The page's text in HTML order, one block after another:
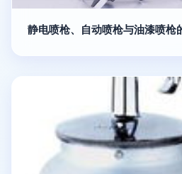
静电喷枪、自动喷枪与油漆喷枪